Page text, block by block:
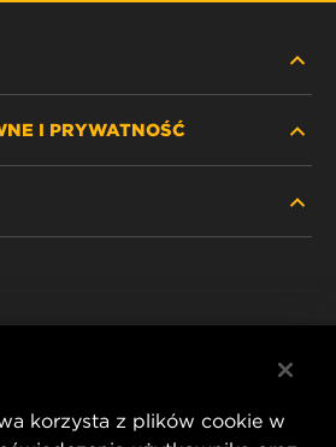
I PRYWATNOŚĆ
korzysta z plików cookie w